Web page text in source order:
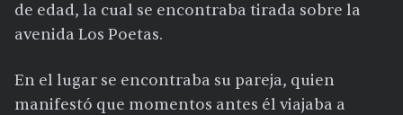
de edad, la cual se encontraba tirada sobre la
avenida Los Poetas.
En el lugar se encontraba su pareja, quien
manifestó que momentos antes él viajaba a